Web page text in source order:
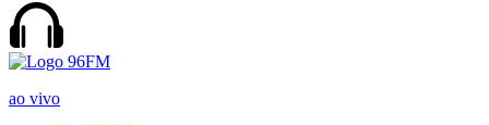
ao vivo